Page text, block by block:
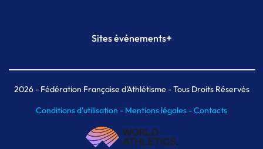
Plateforme Formation
Sites événements+
Meeting de Paris indoor
MAIF Ekiden de Paris
2026- Fédération Française d'Athlétisme - Tous Droits Réservés
Conditions d'utilisation - Mentions légales -Contacts